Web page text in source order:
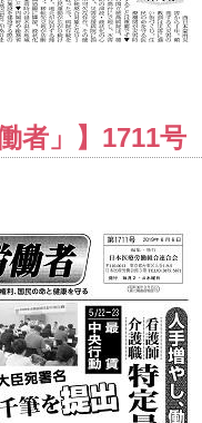
者」】1711号